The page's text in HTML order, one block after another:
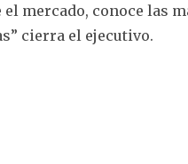
el mercado, conoce las
cierra el ejecutivo.